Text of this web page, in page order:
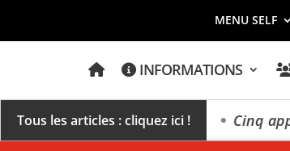
MENU SELF
A
U
E
I
L
INFORMATIONS
Tous les articles : cliquez ici !
extrêmes » Cinq apprentis et